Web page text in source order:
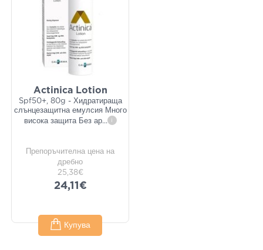
Actinica Lotion
Spf50+, 80g - Хидратираща
слънцезащитна емулсия Много
висока защита Без ар... i
Препоръчителна цена на
дребно
25,38€
24,11€
Купува